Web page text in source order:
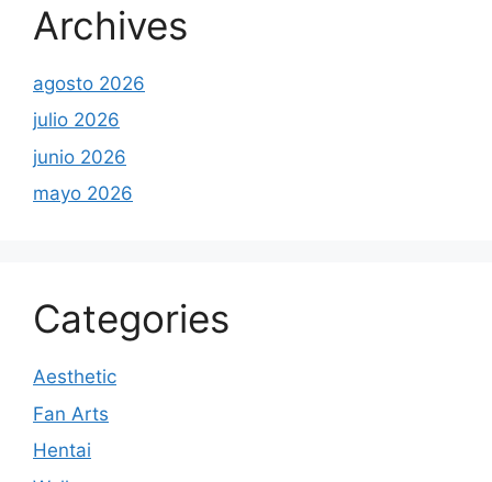
Archives
agosto 2026
julio 2026
junio 2026
mayo 2026
Categories
Aesthetic
Fan Arts
Hentai